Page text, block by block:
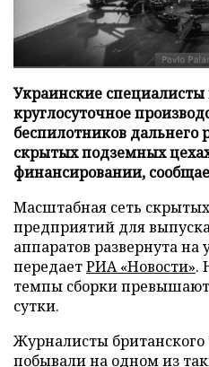
Украинские
круглосуточное
беспилотников дальнего
скрытых подземных
финансировании,
Масштабная сеть
предприятий для
аппаратов развернута
передаетРИА «Новости».
темпы сборки
сутки.
Журналисты британского
побывали на одном из